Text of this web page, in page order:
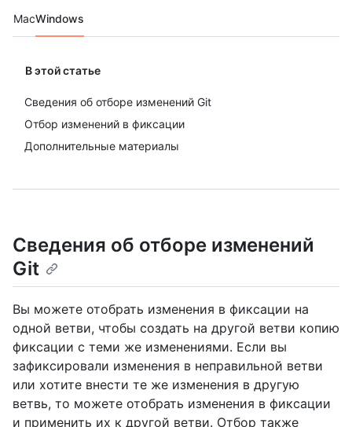
Platform navigation
MacWindows
В этой статье
Сведения об отборе изменений Git
Отбор изменений в фиксации
Дополнительные материалы
Сведения об отборе изменений
Git
Вы можете отобрать изменения в фиксации на
одной ветви, чтобы создать на другой ветви копию
фиксации с теми же изменениями. Если вы
зафиксировали изменения в неправильной ветви
или хотите внести те же изменения в другую
ветвь, то можете отобрать изменения в фиксации
и применить их к другой ветви. Отбор также